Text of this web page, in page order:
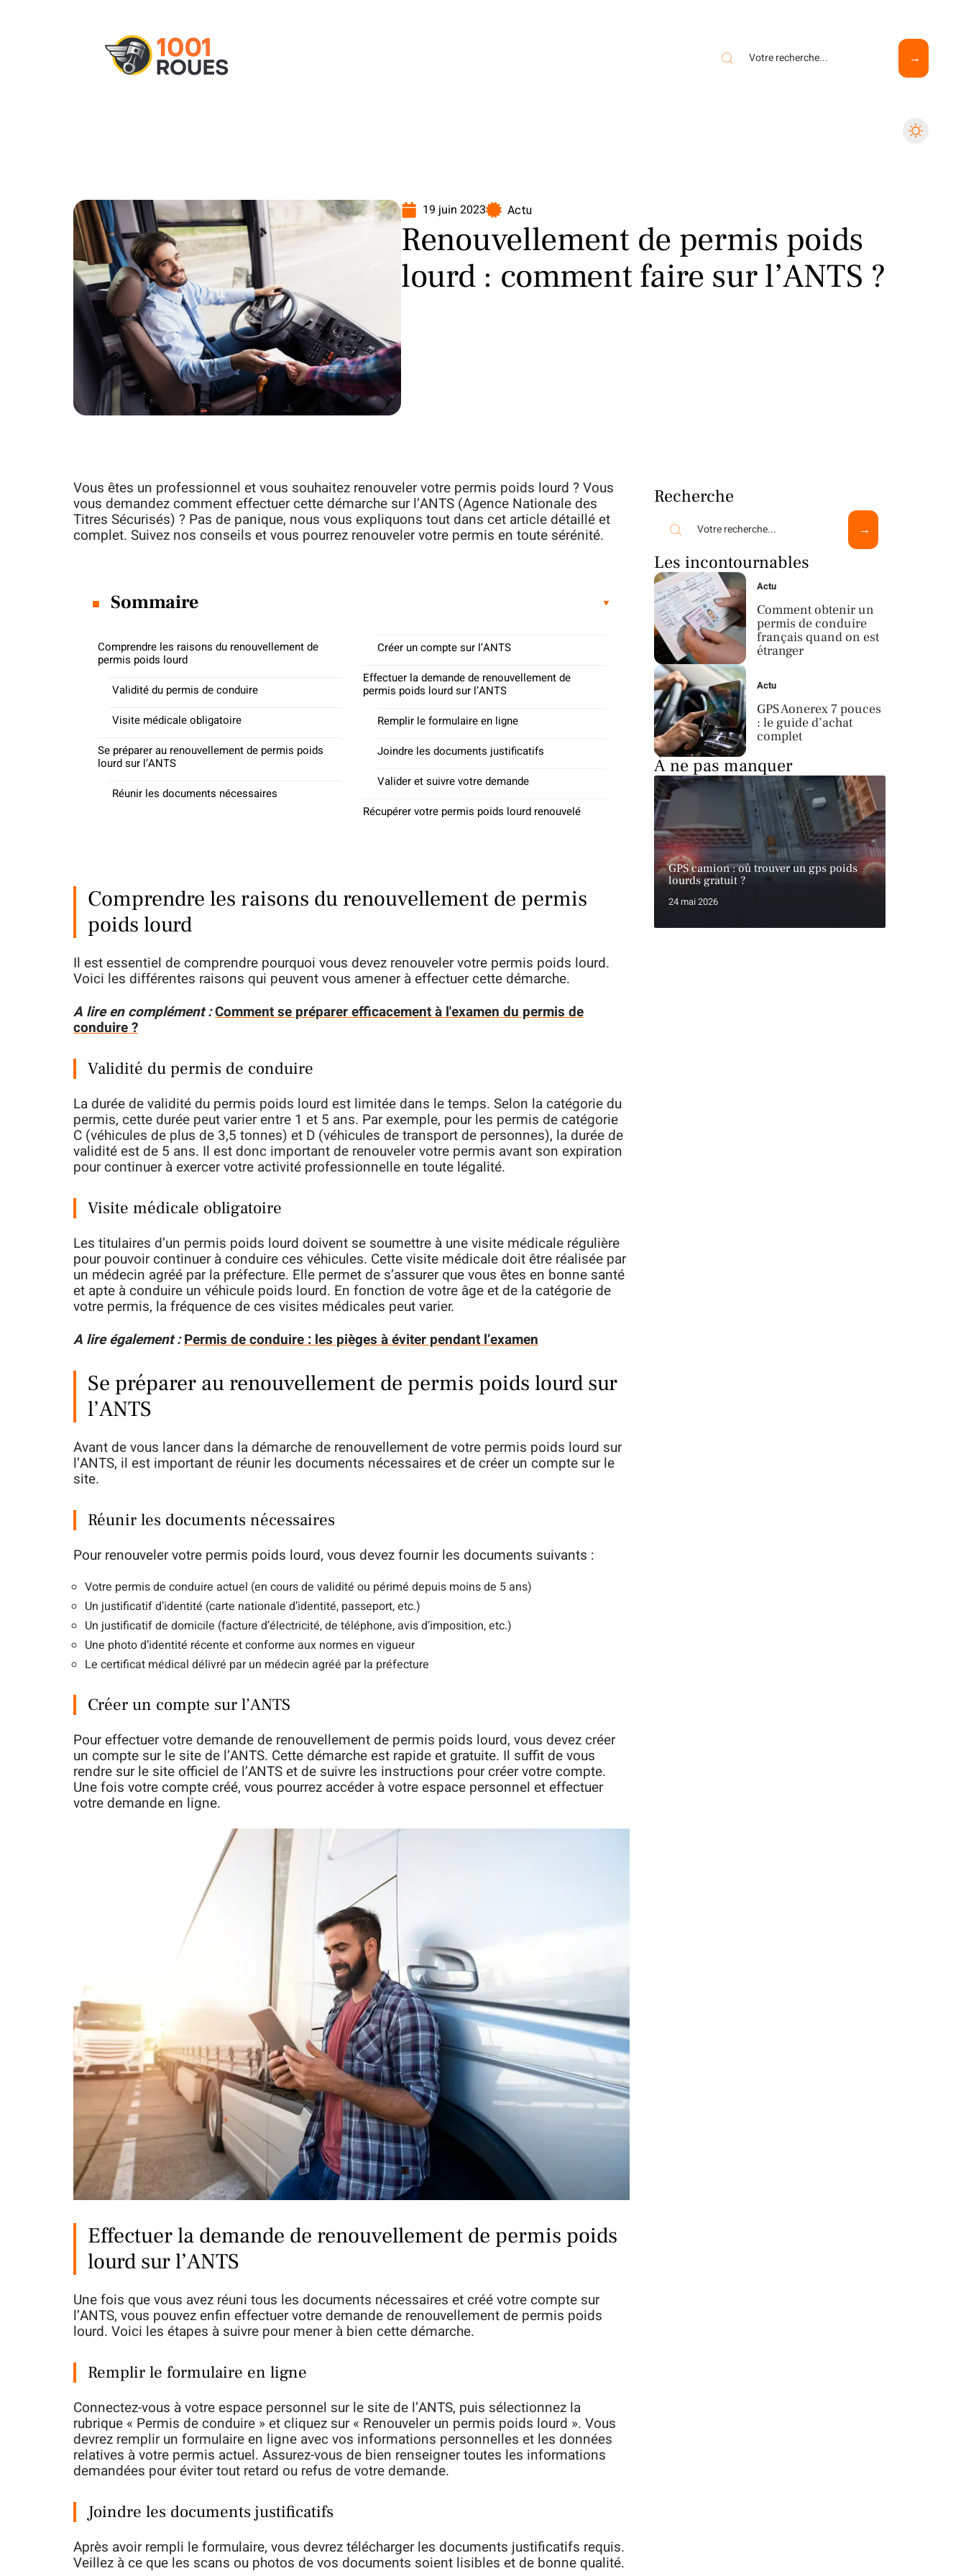
19 juin 2023 Actu
Renouvellement de permis poids
lourd : comment faire sur l’ANTS ?
Vous êtes un professionnel et vous souhaitez renouveler votre permis poids lourd ? Vous
vous demandez comment effectuer cette démarche sur l’ANTS (Agence Nationale des
Titres Sécurisés) ? Pas de panique, nous vous expliquons tout dans cet article détaillé et
complet. Suivez nos conseils et vous pourrez renouveler votre permis en toute sérénité.
Sommaire
Comprendre les raisons du renouvellement de
permis poids lourd
Validité du permis de conduire
Visite médicale obligatoire
Se préparer au renouvellement de permis poids
lourd sur l’ANTS
Réunir les documents nécessaires
Créer un compte sur l’ANTS
Effectuer la demande de renouvellement de
permis poids lourd sur l’ANTS
Remplir le formulaire en ligne
Joindre les documents justificatifs
Valider et suivre votre demande
Récupérer votre permis poids lourd renouvelé
Comprendre les raisons du renouvellement de permis
poids lourd
Il est essentiel de comprendre pourquoi vous devez renouveler votre permis poids lourd.
Voici les différentes raisons qui peuvent vous amener à effectuer cette démarche.
A lire en complément :Comment se préparer efficacement à l'examen du permis de
conduire ?
Validité du permis de conduire
La durée de validité du permis poids lourd est limitée dans le temps. Selon la catégorie du
permis, cette durée peut varier entre 1 et 5 ans. Par exemple, pour les permis de catégorie
C (véhicules de plus de 3,5 tonnes) et D (véhicules de transport de personnes), la durée de
validité est de 5 ans. Il est donc important de renouveler votre permis avant son expiration
pour continuer à exercer votre activité professionnelle en toute légalité.
Visite médicale obligatoire
Les titulaires d’un permis poids lourd doivent se soumettre à une visite médicale régulière
pour pouvoir continuer à conduire ces véhicules. Cette visite médicale doit être réalisée par
un médecin agréé par la préfecture. Elle permet de s’assurer que vous êtes en bonne santé
et apte à conduire un véhicule poids lourd. En fonction de votre âge et de la catégorie de
votre permis, la fréquence de ces visites médicales peut varier.
A lire également :Permis de conduire : les pièges à éviter pendant l’examen
Se préparer au renouvellement de permis poids lourd sur
l’ANTS
Avant de vous lancer dans la démarche de renouvellement de votre permis poids lourd sur
l’ANTS, il est important de réunir les documents nécessaires et de créer un compte sur le
site.
Réunir les documents nécessaires
Pour renouveler votre permis poids lourd, vous devez fournir les documents suivants :
Votre permis de conduire actuel (en cours de validité ou périmé depuis moins de 5 ans)
Un justificatif d’identité (carte nationale d’identité, passeport, etc.)
Un justificatif de domicile (facture d’électricité, de téléphone, avis d’imposition, etc.)
Une photo d’identité récente et conforme aux normes en vigueur
Le certificat médical délivré par un médecin agréé par la préfecture
Créer un compte sur l’ANTS
Pour effectuer votre demande de renouvellement de permis poids lourd, vous devez créer
un compte sur le site de l’ANTS. Cette démarche est rapide et gratuite. Il suffit de vous
rendre sur le site officiel de l’ANTS et de suivre les instructions pour créer votre compte.
Une fois votre compte créé, vous pourrez accéder à votre espace personnel et effectuer
votre demande en ligne.
Effectuer la demande de renouvellement de permis poids
lourd sur l’ANTS
Une fois que vous avez réuni tous les documents nécessaires et créé votre compte sur
l’ANTS, vous pouvez enfin effectuer votre demande de renouvellement de permis poids
lourd. Voici les étapes à suivre pour mener à bien cette démarche.
Remplir le formulaire en ligne
Connectez-vous à votre espace personnel sur le site de l’ANTS, puis sélectionnez la
rubrique « Permis de conduire » et cliquez sur « Renouveler un permis poids lourd ». Vous
devrez remplir un formulaire en ligne avec vos informations personnelles et les données
relatives à votre permis actuel. Assurez-vous de bien renseigner toutes les informations
demandées pour éviter tout retard ou refus de votre demande.
Joindre les documents justificatifs
Après avoir rempli le formulaire, vous devrez télécharger les documents justificatifs requis.
Veillez à ce que les scans ou photos de vos documents soient lisibles et de bonne qualité.
Recherche
Les incontournables
Actu
Comment obtenir un
permis de conduire
français quand on est
étranger
Actu
GPS Aonerex 7 pouces
: le guide d’achat
complet
À ne pas manquer
GPS camion : où trouver un gps poids
lourds gratuit ?
24 mai 2026